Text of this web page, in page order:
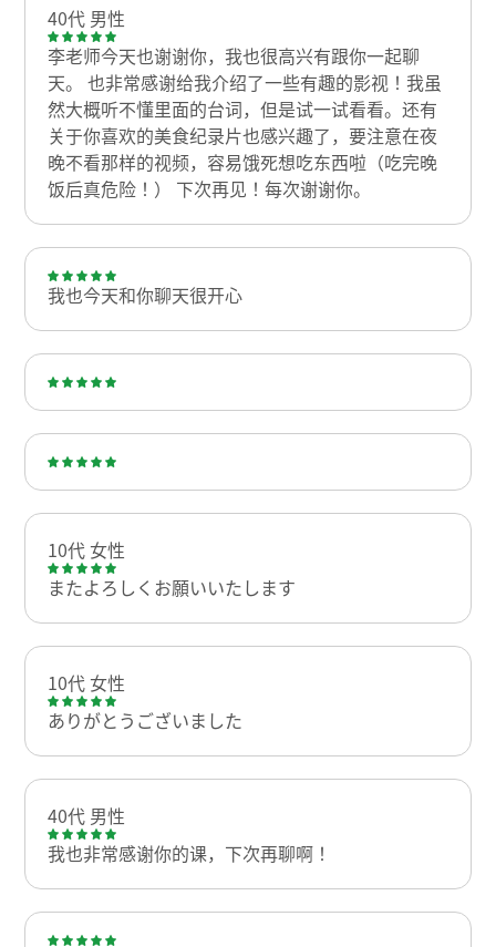
40代 男性
李老师今天也谢谢你，我也很高兴有跟你一起聊
天。 也非常感谢给我介绍了一些有趣的影视！我虽
然大概听不懂里面的台词，但是试一试看看。还有
关于你喜欢的美食纪录片也感兴趣了，要注意在夜
晚不看那样的视频，容易饿死想吃东西啦（吃完晚
饭后真危险！） 下次再见！每次谢谢你。
我也今天和你聊天很开心
10代 女性
またよろしくお願いいたします
10代 女性
ありがとうございました
40代 男性
我也非常感谢你的课，下次再聊啊！